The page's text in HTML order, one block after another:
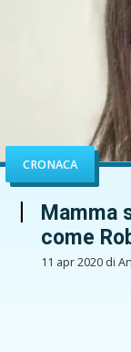
CRONACA
Mamma
come
11 apr 2020 di